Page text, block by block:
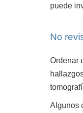
puede
No
Ordenar
Algunos